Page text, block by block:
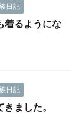
日記
着るようにな
日記
ました。